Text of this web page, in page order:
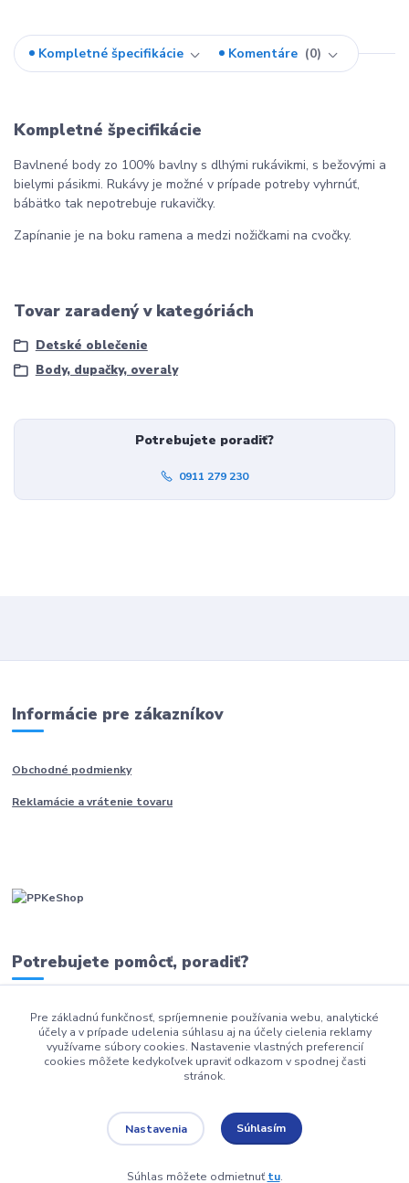
Kompletné špecifikácie Komentáre 0
Kompletné špecifikácie
Bavlnené body zo 100% bavlny s dlhými rukávikmi, s bežovými a
bielymi pásikmi. Rukávy je možné v prípade potreby vyhrnúť,
bábätko tak nepotrebuje rukavičky.
Zapínanie je na boku ramena a medzi nožičkami na cvočky.
Tovar zaradený v kategóriách
Detské oblečenie
Body, dupačky, overaly
Potrebujete poradiť?
0911 279 230
Informácie pre zákazníkov
Obchodné podmienky
Reklamácie a vrátenie tovaru
Potrebujete pomôcť, poradiť?
0911 279 230
info@ppkeshop.sk
Pre základnú funkčnosť, spríjemnenie používania webu, analytické
účely a v prípade udelenia súhlasu aj na účely cielenia reklamy
využívame súbory cookies. Nastavenie vlastných preferencií
cookies môžete kedykoľvek upraviť odkazom v spodnej časti
stránok.
Nastavenia Súhlasím
Súhlas môžete odmietnuťtu.